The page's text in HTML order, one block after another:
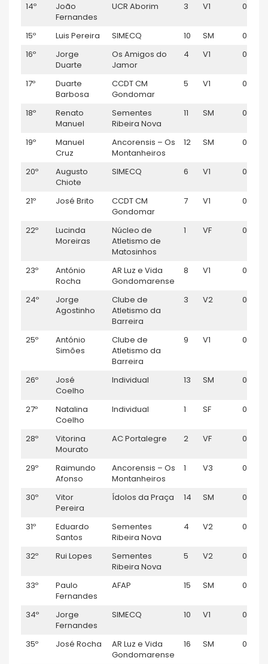
14º
João
Fernandes
UCR Aborim 3 V1
15º Luis Pereira SIMECQ 10 SM
16º
Jorge
Duarte
Os Amigos do
Jamor
4 V1
17º
Duarte
Barbosa
CCDT CM
Gondomar
5 V1
18º
Renato
Manuel
Sementes
Ribeira Nova
11 SM
19º
Manuel
Cruz
Ancorensis – Os
Montanheiros
12 SM
20º
Augusto
Chiote
SIMECQ 6 V1
21º José Brito
CCDT CM
Gondomar
7 V1
22º
Lucinda
Moreiras
Núcleo de
Atletismo de
Matosinhos
1 VF
23º
António
Rocha
AR Luz e Vida
Gondomarense
8 V1
24º
Jorge
Agostinho
Clube de
Atletismo da
Barreira
3 V2
25º
António
Simões
Clube de
Atletismo da
Barreira
9 V1
26º
José
Coelho
Individual 13 SM
27º
Natalina
Coelho
Individual 1 SF
28º
Vitorina
Mourato
AC Portalegre 2 VF
29º
Raimundo
Afonso
Ancorensis – Os
Montanheiros
1 V3
30º
Vitor
Pereira
Ídolos da Praça 14 SM
31º
Eduardo
Santos
Sementes
Ribeira Nova
4 V2
32º Rui Lopes
Sementes
Ribeira Nova
5 V2
33º
Paulo
Fernandes
AFAP 15 SM
34º
Jorge
Fernandes
SIMECQ 10 V1
35º José Rocha
AR Luz e Vida
Gondomarense
16 SM